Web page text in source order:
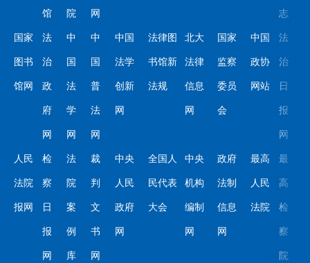
馆 院 网 志
国家
图书
馆网
法
治
政
府
网
中
国
法
学
网
中
国
普
法
网
中国
法学
创新
网
法律图
书馆新
法规
北大
法律
信息
网
国家
监察
委员
会
中国
政协
网站
法
治
日
报
网
人民
法院
报网
检
察
日
报
网
法
院
案
例
库
裁
判
文
书
网
中央
人民
政府
网
全国人
民代表
大会
中央
机构
编制
网
政府
法制
信息
网
最高
人民
法院
最
高
检
察
院